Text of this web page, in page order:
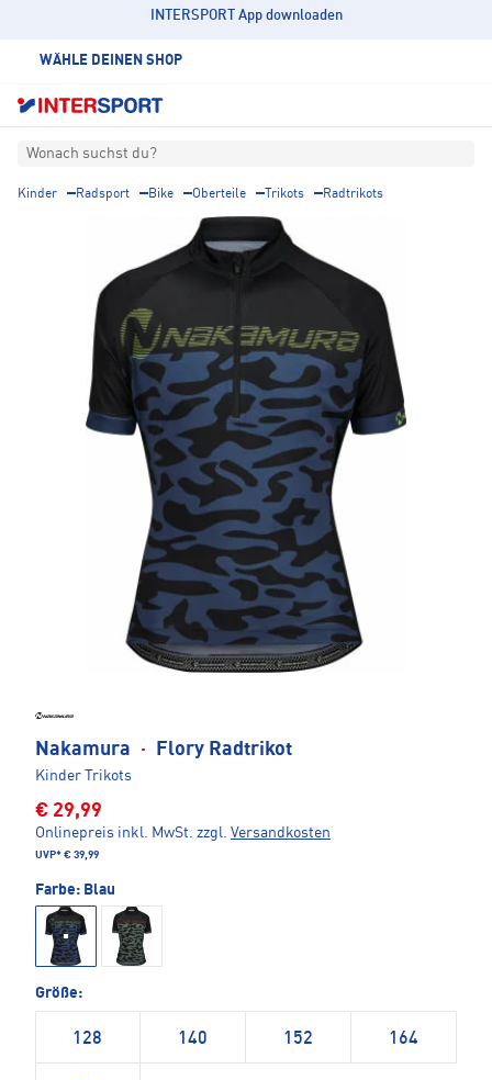
INTERSPORT App downloaden
WÄHLE DEINEN SHOP
Wonach suchst du?
Kinder Radsport Bike Oberteile Trikots Radtrikots
Nakamura · Flory Radtrikot
Kinder Trikots
€ 29,99
Onlinepreis inkl. MwSt. zzgl. Versandkosten
UVP* € 39,99
Farbe: Blau
Größe:
128 140 152 164